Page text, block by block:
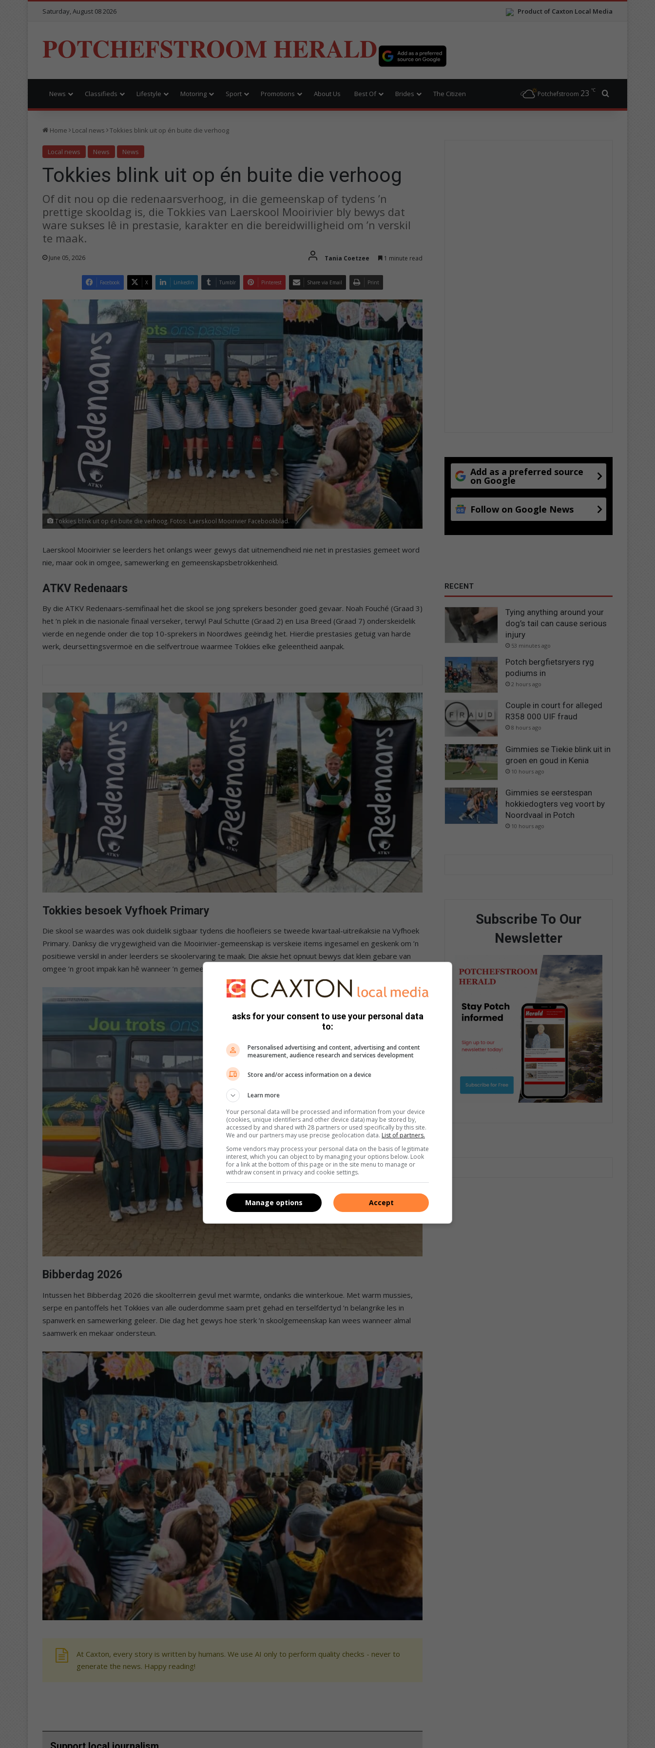
Product of Caxton Local Media
Saturday, August 08 2026
POTCHEFSTROOM HERALD
News Classifieds Lifestyle Motoring Sport Promotions About Us Best Of Brides The Citizen Potchefstroom 23 ℃ Search for
Home Local news Tokkies blink uit op én buite die verhoog
Local news News News
Tokkies blink uit op én buite die verhoog
Of dit nou op die redenaarsverhoog, in die gemeenskap of tydens ’n
prettige skooldag is, die Tokkies van Laerskool Mooirivier bly bewys dat
ware sukses lê in prestasie, karakter en die bereidwilligheid om ’n verskil
te maak.
June 05, 2026 Tania Coetzee 1 minute read
Facebook X LinkedIn Tumblr Pinterest Share via Email Print
Tokkies blink uit op én buite die verhoog. Fotos: Laerskool Mooirivier Facebookblad.
Laerskool Mooirivier se leerders het onlangs weer gewys dat uitnemendheid nie net in prestasies gemeet word
nie, maar ook in omgee, samewerking en gemeenskapsbetrokkenheid.
ATKV Redenaars
By die ATKV Redenaars-semifinaal het die skool se jong sprekers besonder goed gevaar. Noah Fouché (Graad 3)
het ‘n plek in die nasionale finaal verseker, terwyl Paul Schutte (Graad 2) en Lisa Breed (Graad 7) onderskeidelik
vierde en negende onder die top 10-sprekers in Noordwes geëindig het. Hierdie prestasies getuig van harde
werk, deursettingsvermoë en die selfvertroue waarmee Tokkies elke geleentheid aanpak.
Tokkies besoek Vyfhoek Primary
Die skool se waardes was ook duidelik sigbaar tydens die hoofleiers se tweede kwartaal-uitreikaksie na Vyfhoek
Primary. Danksy die vrygewigheid van die Mooirivier-gemeenskap is verskeie items ingesamel en geskenk om ’n
positiewe verskil in ander leerders se skoolervaring te maak. Die aksie het opnuut bewys dat klein gebare van
omgee ’n groot impak kan hê wanneer ’n gemeenskap saamstaan.
Bibberdag 2026
Intussen het Bibberdag 2026 die skoolterrein gevul met warmte, ondanks die winterkoue. Met warm mussies,
serpe en pantoffels het Tokkies van alle ouderdomme saam pret gehad en terselfdertyd ’n belangrike les in
spanwerk en samewerking geleer. Die dag het gewys hoe sterk ’n skoolgemeenskap kan wees wanneer almal
saamwerk en mekaar ondersteun.
At Caxton, every story is written by humans. We use AI only to perform quality checks - never to
generate the news. Happy reading!
Add as a preferred source
on Google
Follow on Google News
RECENT
Tying anything around your
dog’s tail can cause serious
injury
53 minutes ago
Potch bergfietsryers ryg
podiums in
2 hours ago
Couple in court for alleged
R358 000 UIF fraud
8 hours ago
Gimmies se Tiekie blink uit in
groen en goud in Kenia
10 hours ago
Gimmies se eerstespan
hokkiedogters veg voort by
Noordvaal in Potch
10 hours ago
Subscribe To Our
Newsletter
asks for your consent to use your personal data
to:
Personalised advertising and content, advertising and content
measurement, audience research and services development
Store and/or access information on a device
Learn more
Your personal data will be processed and information from your device
(cookies, unique identifiers and other device data) may be stored by,
accessed by and shared with 28 partners or used specifically by this site.
We and our partners may use precise geolocation data. List of partners.
Some vendors may process your personal data on the basis of legitimate
interest, which you can object to by managing your options below. Look
for a link at the bottom of this page or in the site menu to manage or
withdraw consent in privacy and cookie settings.
Accept
Manage options